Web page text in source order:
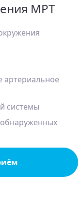
МРТ
системы